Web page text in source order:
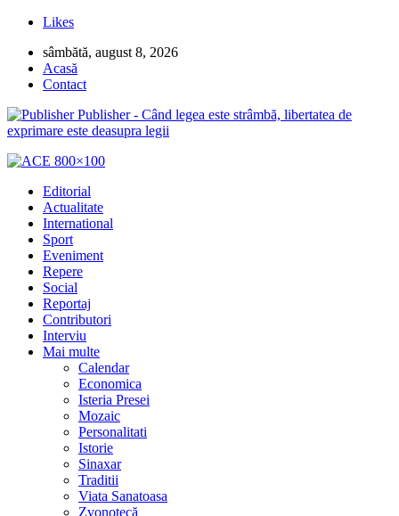
Likes
sâmbătă, august 8, 2026
Acasă
Contact
Publisher - Când legea este strâmbă, libertatea de
exprimare este deasupra legii
Editorial
Actualitate
International
Sport
Eveniment
Repere
Social
Reportaj
Contributori
Interviu
Mai multe
Calendar
Economica
Isteria Presei
Mozaic
Personalitati
Istorie
Sinaxar
Traditii
Viata Sanatoasa
Zvonotecă